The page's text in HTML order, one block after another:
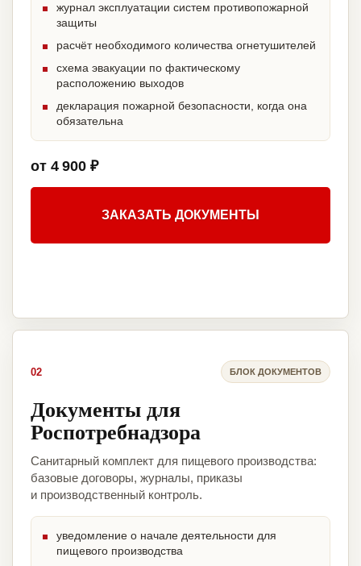
журнал эксплуатации систем противопожарной
защиты
расчёт необходимого количества огнетушителей
схема эвакуации по фактическому
расположению выходов
декларация пожарной безопасности, когда она
обязательна
от 4 900 ₽
ЗАКАЗАТЬ ДОКУМЕНТЫ
02 БЛОК ДОКУМЕНТОВ
Документы для
Роспотребнадзора
Санитарный комплект для пищевого производства:
базовые договоры, журналы, приказы
и производственный контроль.
уведомление о начале деятельности для
пищевого производства